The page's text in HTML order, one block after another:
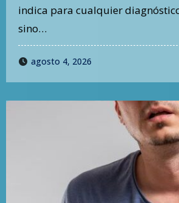
indica para cualquier
sino…
agosto 4, 2026